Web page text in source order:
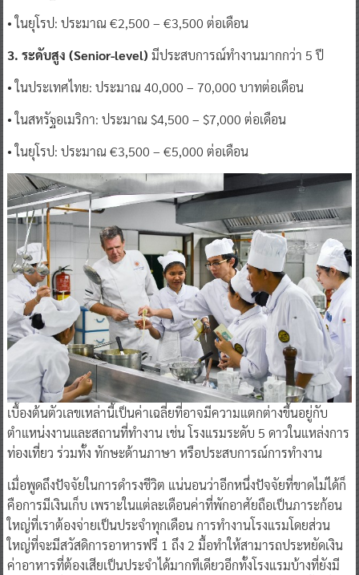
• ในยุโรป: ประมาณ €2,500 – €3,500 ต่อเดือน
3. ระดับสูง (Senior-level) มีประสบการณ์ทำงานมากกว่า 5 ปี
• ในประเทศไทย: ประมาณ 40,000 – 70,000 บาทต่อเดือน
• ในสหรัฐอเมริกา: ประมาณ $4,500 – $7,000 ต่อเดือน
• ในยุโรป: ประมาณ €3,500 – €5,000 ต่อเดือน
เบื้องต้นตัวเลขเหล่านี้เป็นค่าเฉลี่ยที่อาจมีความแตกต่างขึ้นอยู่กับ
ตำแหน่งงานและสถานที่ทำงาน เช่น โรงแรมระดับ 5 ดาวในแหล่งการ
ท่องเที่ยว ร่วมทั้ง ทักษะด้านภาษา หรือประสบการณ์การทำงาน
เมื่อพูดถึงปัจจัยในการดำรงชีวิต แน่นอนว่าอีกหนึ่งปัจจัยที่ขาดไม่ได้ก็
คือการมีเงินเก็บ เพราะในแต่ละเดือนค่าที่พักอาศัยถือเป็นภาระก้อน
ใหญ่ที่เราต้องจ่ายเป็นประจำทุกเดือน การทำงานโรงแรมโดยส่วน
ใหญ่ที่จะมีสวัสดิการอาหารฟรี 1 ถึง 2 มื้อทำให้สามารถประหยัดเงิน
ค่าอาหารที่ต้องเสียเป็นประจำได้มากทีเดียวอีกทั้งโรงแรมบ้างที่ยังมี